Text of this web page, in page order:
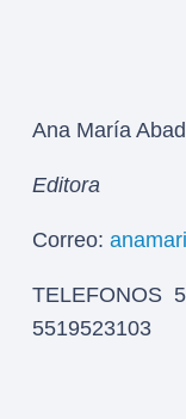
Ana María
Editora
Correo:
TELEFONOS
5519523103